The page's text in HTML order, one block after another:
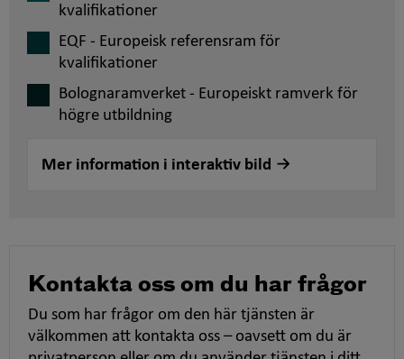
kvalifikationer
EQF - Europeisk referensram för
kvalifikationer
Bolognaramverket - Europeiskt ramverk för
högre utbildning
Mer information i interaktiv bild
Kontakta oss om du har frågor
Du som har frågor om den här tjänsten är
välkommen att kontakta oss – oavsett om du är